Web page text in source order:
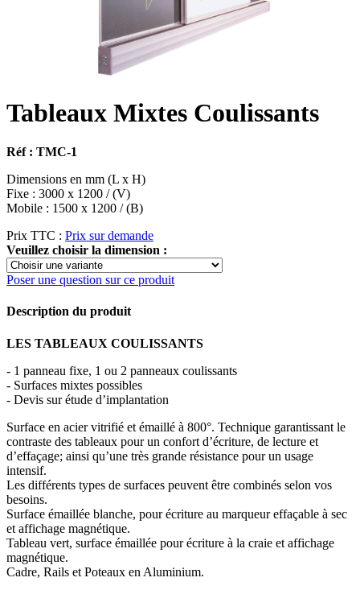
Tableaux Mixtes Coulissants
Réf : TMC-1
Dimensions en mm (L x H)
Fixe : 3000 x 1200 / (V)
Mobile : 1500 x 1200 / (B)
Prix TTC : Prix sur demande
Veuillez choisir la dimension :
Poser une question sur ce produit
Description du produit
LES TABLEAUX COULISSANTS
- 1 panneau fixe, 1 ou 2 panneaux coulissants
- Surfaces mixtes possibles
- Devis sur étude d’implantation
Surface en acier vitrifié et émaillé à 800°. Technique garantissant le
contraste des tableaux pour un confort d’écriture, de lecture et
d’effaçage; ainsi qu’une très grande résistance pour un usage
intensif.
Les différents types de surfaces peuvent être combinés selon vos
besoins.
Surface émaillée blanche, pour écriture au marqueur effaçable à sec
et affichage magnétique.
Tableau vert, surface émaillée pour écriture à la craie et affichage
magnétique.
Cadre, Rails et Poteaux en Aluminium.